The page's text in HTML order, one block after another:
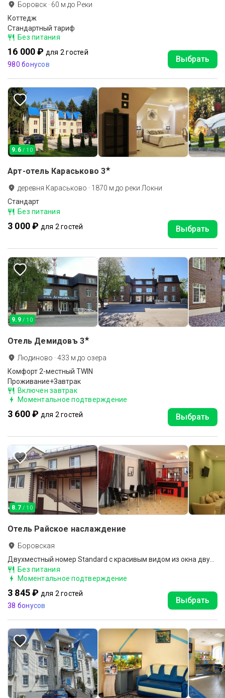
Боровск · 60 м до Реки
Коттедж
Стандартный тариф
Без питания
16 000 ₽ для 2 гостей
980 бонусов
Выбрать
9.6 / 10
Арт-отель Караськово 3★
деревня Караськово · 1870 м до реки Локни
Стандарт
Без питания
3 000 ₽ для 2 гостей Выбрать
9.9 / 10
Отель Демидовъ 3★
Людиново ·433 м до озера
Комфорт 2-местный TWIN
Проживание+Завтрак
Включен завтрак
Моментальное подтверждение
3 600 ₽ для 2 гостей Выбрать
8.7 / 10
Отель Райское наслаждение
Боровская
Без питания
Моментальное подтверждение
3 845 ₽ для 2 гостей
38 бонусов
Выбрать